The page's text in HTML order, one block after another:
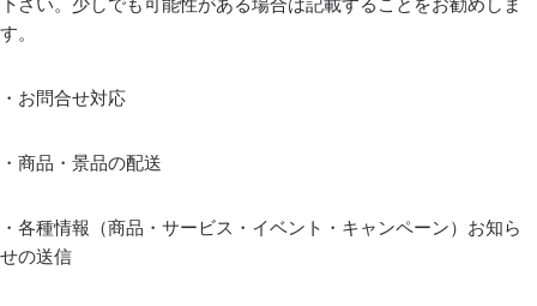
す。
・お問合せ対応
・商品・景品の配送
・各種情報（商品・サービス・イベント・キャンペーン）お知ら
せの送信